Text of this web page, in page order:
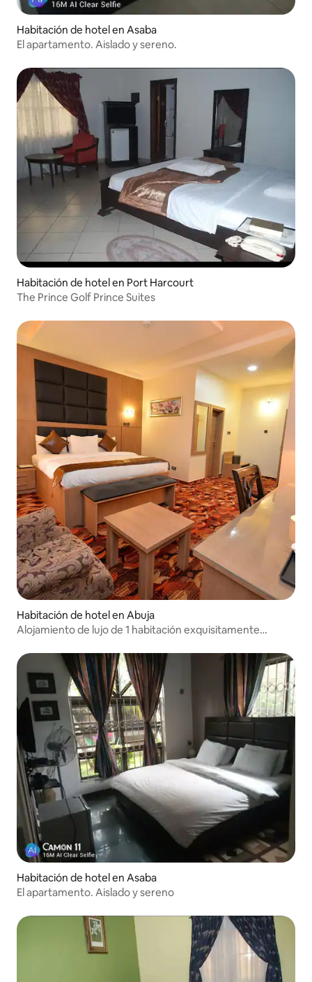
Habitación de hotel en Asaba
El apartamento. Aislado y sereno.
Habitación de hotel en Port Harcourt
The Prince Golf Prince Suites
Habitación de hotel en Abuja
Alojamiento de lujo de 1 habitación exquisitamente
Habitación de hotel en Asaba
El apartamento. Aislado y sereno